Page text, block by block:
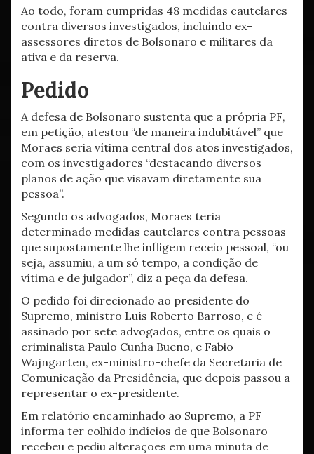
Ao todo, foram cumpridas 48 medidas cautelares
contra diversos investigados, incluindo ex-
assessores diretos de Bolsonaro e militares da
ativa e da reserva.
Pedido
A defesa de Bolsonaro sustenta que a própria PF,
em petição, atestou “de maneira indubitável” que
Moraes seria vítima central dos atos investigados,
com os investigadores “destacando diversos
planos de ação que visavam diretamente sua
pessoa”.
Segundo os advogados, Moraes teria
determinado medidas cautelares contra pessoas
que supostamente lhe infligem receio pessoal, “ou
seja, assumiu, a um só tempo, a condição de
vítima e de julgador”, diz a peça da defesa.
O pedido foi direcionado ao presidente do
Supremo, ministro Luís Roberto Barroso, e é
assinado por sete advogados, entre os quais o
criminalista Paulo Cunha Bueno, e Fabio
Wajngarten, ex-ministro-chefe da Secretaria de
Comunicação da Presidência, que depois passou a
representar o ex-presidente.
Em relatório encaminhado ao Supremo, a PF
informa ter colhido indícios de que Bolsonaro
recebeu e pediu alterações em uma minuta de